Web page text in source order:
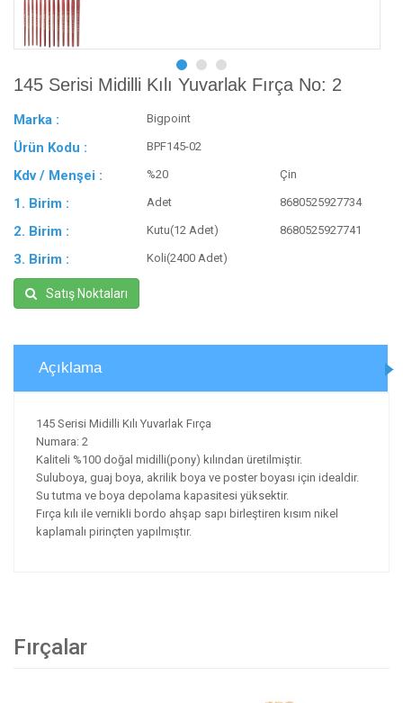
145 Serisi Midilli Kılı Yuvarlak Fırça No: 2
Marka : Bigpoint
Ürün Kodu : BPF145-02
Kdv / Menşei : %20 Çin
1. Birim : Adet 8680525927734
2. Birim : Kutu(12 Adet) 8680525927741
3. Birim : Koli(2400 Adet)
Satış Noktaları
Açıklama
145 Serisi Midilli Kılı Yuvarlak Fırça
Numara: 2
Kaliteli %100 doğal midilli(pony) kılından üretilmiştir.
Suluboya, guaj boya, akrilik boya ve poster boyası için idealdir.
Su tutma ve boya depolama kapasitesi yüksektir.
Fırça kılı ile vernikli bordo ahşap sapı birleştiren kısım nikel
kaplamalı pirinçten yapılmıştır.
Fırçalar